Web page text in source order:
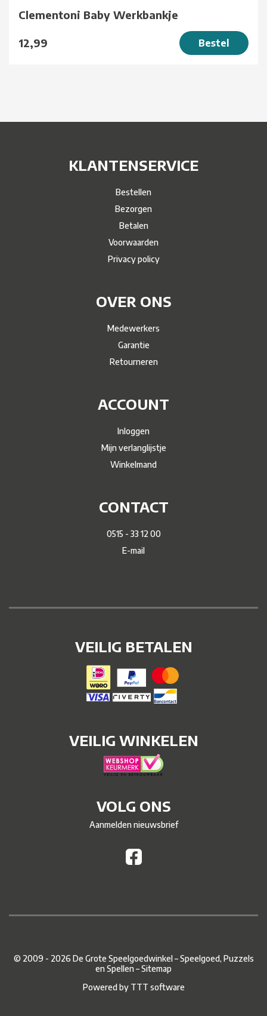
Clementoni Baby Werkbankje
12,99 Bestel
KLANTENSERVICE
Bestellen
Bezorgen
Betalen
Voorwaarden
Privacy policy
OVER ONS
Medewerkers
Garantie
Retourneren
ACCOUNT
Inloggen
Mijn verlanglijstje
Winkelmand
CONTACT
0515 - 33 12 00
E-mail
VEILIG BETALEN
VEILIG WINKELEN
VOLG ONS
Aanmelden nieuwsbrief
© 2009 - 2026 De Grote Speelgoedwinkel – Speelgoed, Puzzels
en Spellen –Sitemap
Powered by TTT software